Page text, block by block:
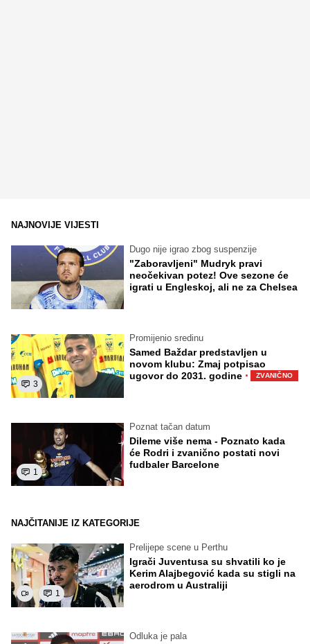
NAJNOVIJE VIJESTI
Dugo nije igrao zbog suspenzije
"Zaboravljeni" Mudryk pravi
neočekivan potez! Ove sezone će
igrati u Engleskoj, ali ne za Chelsea
3
Promijenio sredinu
Samed Baždar predstavljen u
novom klubu: Zmaj potpisao
ugovor do 2031. godine · ZVANIČNO
1
Poznat tačan datum
Dileme više nema - Poznato kada
će Rodri i zvanično postati novi
fudbaler Barcelone
NAJČITANIJE IZ KATEGORIJE
1
Prelijepe scene u Perthu
Igrači Juventusa su shvatili ko je
Kerim Alajbegović kada su stigli na
aerodrom u Australiji
Odluka je pala